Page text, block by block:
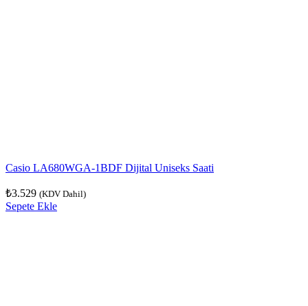
Casio LA680WGA-1BDF Dijital Uniseks Saati
₺3.529 (KDV Dahil)
Sepete Ekle